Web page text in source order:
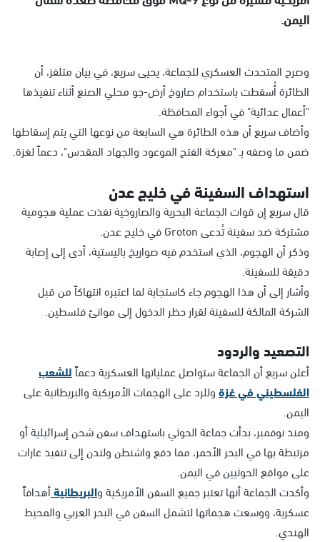
اليمن.
وصرح المتحدث العسكري للجماعة، يحيى سريع، في بيان متلفز، أن
الطائرة أُسقطت باستخدام صاروخ أرض-جو محلي الصنع أثناء تنفيذها
"أعمال عدائية" في أجواء المحافظة.
وأضاف سريع أن هذه الطائرة هي السابعة من نوعها التي يتم إسقاطها
ضمن ما وصفه بـ "معركة الفتح الموعود والجهاد المقدس"، دعماً لغزة.
استهداف السفينة في خليج عدن
قال سريع إن قوات الجماعة البحرية والصاروخية نفذت عملية هجومية
مشتركة ضد سفينة تُدعى Groton في خليج عدن.
وذكر أن الهجوم، الذي استخدم فيه صواريخ باليستية، أدى إلى إصابة
دقيقة للسفينة.
وأشار إلى أن هذا الهجوم جاء كاستجابة لما اعتبره انتهاكاً من قبل
الشركة المالكة للسفينة لقرار حظر الدخول إلى موانئ فلسطين.
التصعيد والردود
أعلن سريع أن الجماعة ستواصل عملياتها العسكرية دعماًللشعب
الفلسطيني في غزةوللرد على الهجمات الأمريكية والبريطانية على
اليمن.
ومنذ نوفمبر، بدأت جماعة الحوثي باستهداف سفن شحن إسرائيلية أو
مرتبطة بها في البحر الأحمر، مما دفع واشنطن ولندن إلى تنفيذ غارات
على مواقع الحوثيين في اليمن.
وأكدت الجماعة أنها تعتبر جميع السفن الأمريكية والبريطانيةأهدافاً
عسكرية، ووسعت هجماتها لتشمل السفن في البحر العربي والمحيط
الهندي.